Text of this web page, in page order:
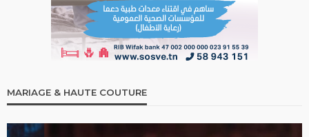
MARIAGE & HAUTE COUTURE